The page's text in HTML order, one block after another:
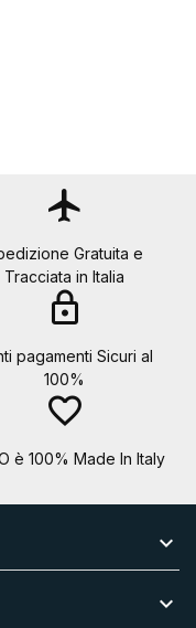
flight
Gratuita e
Tracciata in Italia
lock
pagamenti Sicuri al
100%
favorite_border
è 100% Made In Italy

